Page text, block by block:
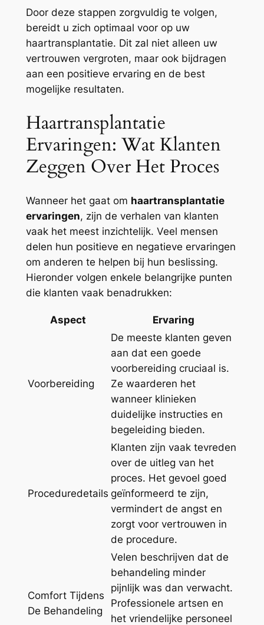
Door deze stappen zorgvuldig te volgen,
bereidt u zich optimaal voor op uw
haartransplantatie. Dit zal niet alleen uw
vertrouwen vergroten, maar ook bijdragen
aan een positieve ervaring en de best
mogelijke resultaten.
Haartransplantatie
Ervaringen: Wat Klanten
Zeggen Over Het Proces
Wanneer het gaat om haartransplantatie
ervaringen, zijn de verhalen van klanten
vaak het meest inzichtelijk. Veel mensen
delen hun positieve en negatieve ervaringen
om anderen te helpen bij hun beslissing.
Hieronder volgen enkele belangrijke punten
die klanten vaak benadrukken:
Aspect Ervaring
Voorbereiding
De meeste klanten geven
aan dat een goede
voorbereiding cruciaal is.
Ze waarderen het
wanneer klinieken
duidelijke instructies en
begeleiding bieden.
Proceduredetails
Klanten zijn vaak tevreden
over de uitleg van het
proces. Het gevoel goed
geïnformeerd te zijn,
vermindert de angst en
zorgt voor vertrouwen in
de procedure.
Comfort Tijdens
De Behandeling
Velen beschrijven dat de
behandeling minder
pijnlijk was dan verwacht.
Professionele artsen en
het vriendelijke personeel